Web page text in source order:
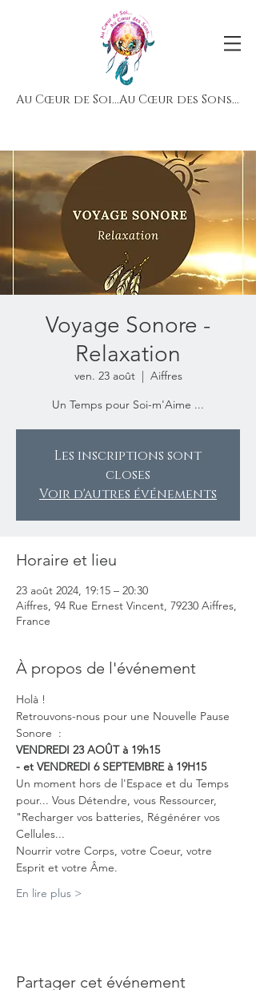
Au Cœur de Soi...Au Cœur des Sons...
Voyage Sonore -
Relaxation
ven. 23 août
  |
Aiffres
Un Temps pour Soi-m'Aime ...
Les inscriptions sont
closes
Voir d'autres événements
Horaire et lieu
23 août 2024, 19:15 – 20:30
Aiffres, 94 Rue Ernest Vincent, 79230 Aiffres,
France
À propos de l'événement
Holà !
Retrouvons-nous pour une Nouvelle Pause
Sonore  :
VENDREDI 23 AOÛT à 19h15
- et VENDREDI 6 SEPTEMBRE à 19H15
Un moment hors de l'Espace et du Temps
pour... Vous Détendre, vous Ressourcer,
"Recharger vos batteries, Régénérer vos
Cellules...
Nourrir votre Corps, votre Coeur, votre
Esprit et votre Âme.
En lire plus >
Partager cet événement